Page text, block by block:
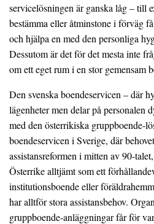
servicelösningen är ganska låg – till
bestämma eller åtminstone i förväg
och hjälpa en med den personliga
Dessutom är det för det mesta inte
om ett eget rum i en stor gemensam
Den svenska boendeservicen – där
lägenheter men delar på personalen
med den österrikiska gruppboende-
boendeservicen i Sverige, där
assistansreformen i mitten av 90-
Österrike alltjämt som ett
institutionsboende eller
har alltför stora assistansbehov.
gruppboende-anläggningar får för